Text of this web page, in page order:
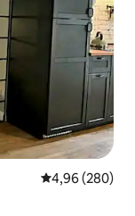
Gemiddelde
4,96 (280)